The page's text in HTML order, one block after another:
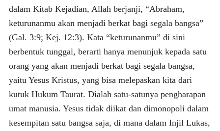
dalam Kitab Kejadian, Allah berjanji, “Abraham,
keturunanmu akan menjadi berkat bagi segala bangsa”
(Gal. 3:9; Kej. 12:3). Kata “keturunanmu” di sini
berbentuk tunggal, berarti hanya menunjuk kepada satu
orang yang akan menjadi berkat bagi segala bangsa,
yaitu Yesus Kristus, yang bisa melepaskan kita dari
kutuk Hukum Taurat. Dialah satu-satunya pengharapan
umat manusia. Yesus tidak diikat dan dimonopoli dalam
kesempitan satu bangsa saja, di mana dalam Injil Lukas,